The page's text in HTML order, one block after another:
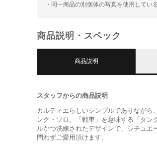
・同一商品の別個体の写真を使用してい
商品説明・スペック
商品説明
スタッフからの商品説明
カルティエらしいシンプルでありながら
ンク・ソロ。「戦車」を意味する「タン
ルかつ洗練されたデザインで、シチュエ
問わずご愛用頂けます。